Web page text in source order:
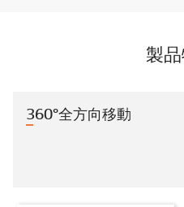
製
360°全方向移動